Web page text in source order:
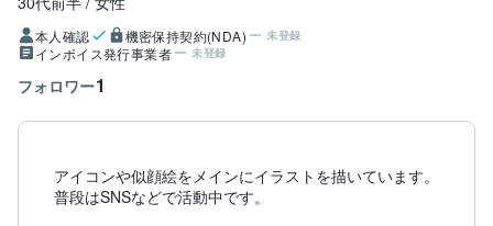
本人確認 機密保持契約(NDA) 未登録
インボイス発行事業者 未登録
フォロワー1
アイコンや似顔絵をメインにイラストを描いています。
普段はSNSなどで活動中です。